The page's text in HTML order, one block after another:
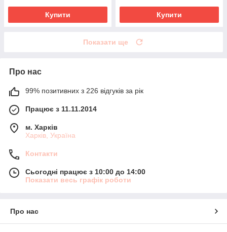
Купити Купити
Показати ще
Про нас
99% позитивних з 226 відгуків за рік
Працює з 11.11.2014
м. Харків
Харків, Україна
Контакти
Сьогодні працює з 10:00 до 14:00
Показати весь графік роботи
Про нас